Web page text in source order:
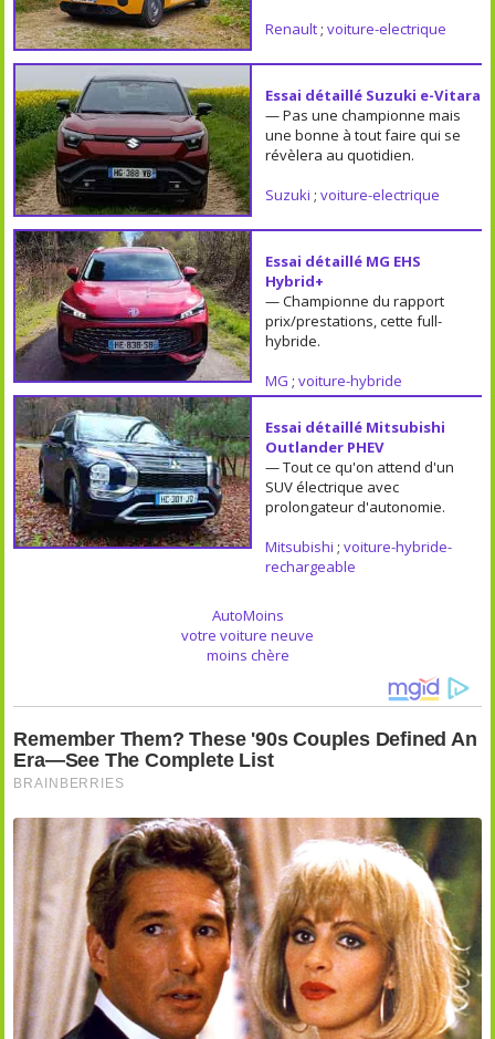
Renault; voiture-electrique
Essai détaillé Suzuki e-Vitara
— Pas une championne mais
une bonne à tout faire qui se
révèlera au quotidien.
Suzuki ; voiture-electrique
Essai détaillé MG EHS
Hybrid+
— Championne du rapport
prix/prestations, cette full-
hybride.
MG ; voiture-hybride
Essai détaillé Mitsubishi
Outlander PHEV
— Tout ce qu'on attend d'un
SUV électrique avec
prolongateur d'autonomie.
Mitsubishi ; voiture-hybride-
rechargeable
AutoMoins
votre voiture neuve
moins chère